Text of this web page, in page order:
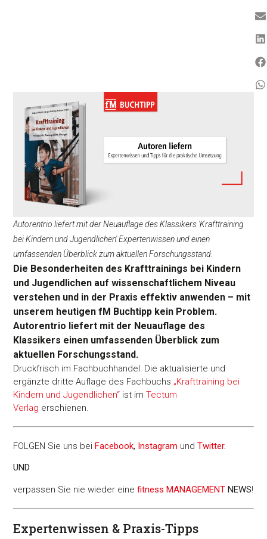
Autorentrio liefert mit der Neuauflage des Klassikers 'Krafttraining
bei Kindern und Jugendlichen' Expertenwissen und einen
umfassenden Überblick zum aktuellen Forschungsstand.
Die Besonderheiten des Krafttrainings bei Kindern
und Jugendlichen auf wissenschaftlichem Niveau
verstehen und in der Praxis effektiv anwenden – mit
unserem heutigen fM Buchtipp kein Problem.
Autorentrio liefert mit der Neuauflage des
Klassikers einen umfassenden Überblick zum
aktuellen Forschungsstand.
Druckfrisch im Fachbuchhandel: Die aktualisierte und
ergänzte dritte Auflage des Fachbuchs „Krafttraining bei
Kindern und Jugendlichen“ ist imTectum
Verlag erschienen.
FOLGEN Sie uns beiFacebook, Instagram undTwitter.
UND
verpassen Sie nie wieder einefitness MANAGEMENT NEWS!
Expertenwissen & Praxis-Tipps